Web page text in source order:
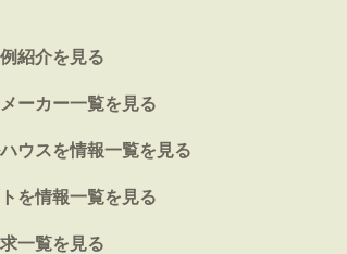
紹介を見る
ーカー一覧を見る
ウスを情報一覧を見る
を情報一覧を見る
一覧を見る